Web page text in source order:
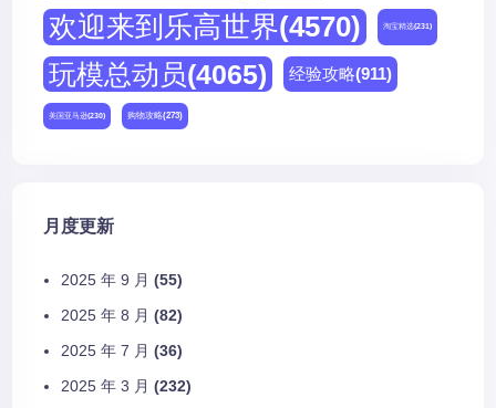
欢迎来到乐高世界(4570) 淘宝精选(231)
玩模总动员(4065) 经验攻略(911)
美国亚马逊(230) 购物攻略(273)
月度更新
2025 年 9 月 (55)
2025 年 8 月 (82)
2025 年 7 月 (36)
2025 年 3 月 (232)